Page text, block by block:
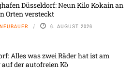
Düsseldorf: Neun Kilo Kokain an
Orten versteckt
6. AUGUST 2026
Alles was zwei Räder hat ist am
auf der autofreien Kö